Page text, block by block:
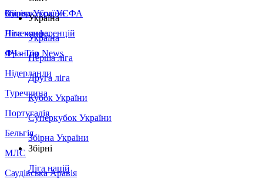
Збірна України
Італія
Німеччина
Франція
Нідерланди
Туреччина
Португалія
Бельгія
МЛС
Саудівська Аравія
Суперкубок УЄФА
Ліга конференцій
ЛЧ - Top News
Україна
Україна
Перша ліга
Друга ліга
Кубок України
Суперкубок України
Збірна України
Збірні
Ліга націй